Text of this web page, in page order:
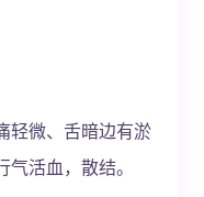
轻微、舌暗边有淤
活血，散结。